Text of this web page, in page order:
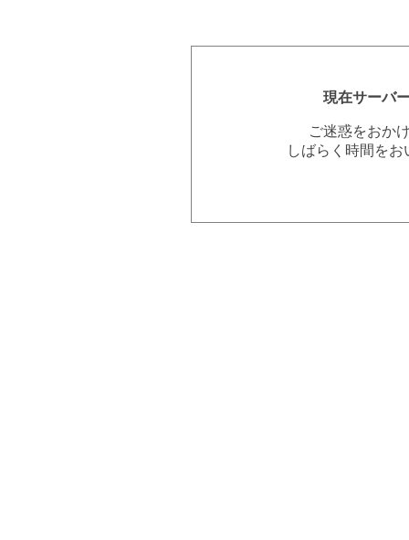
現在サーバ
ご迷惑をおか
しばらく時間を